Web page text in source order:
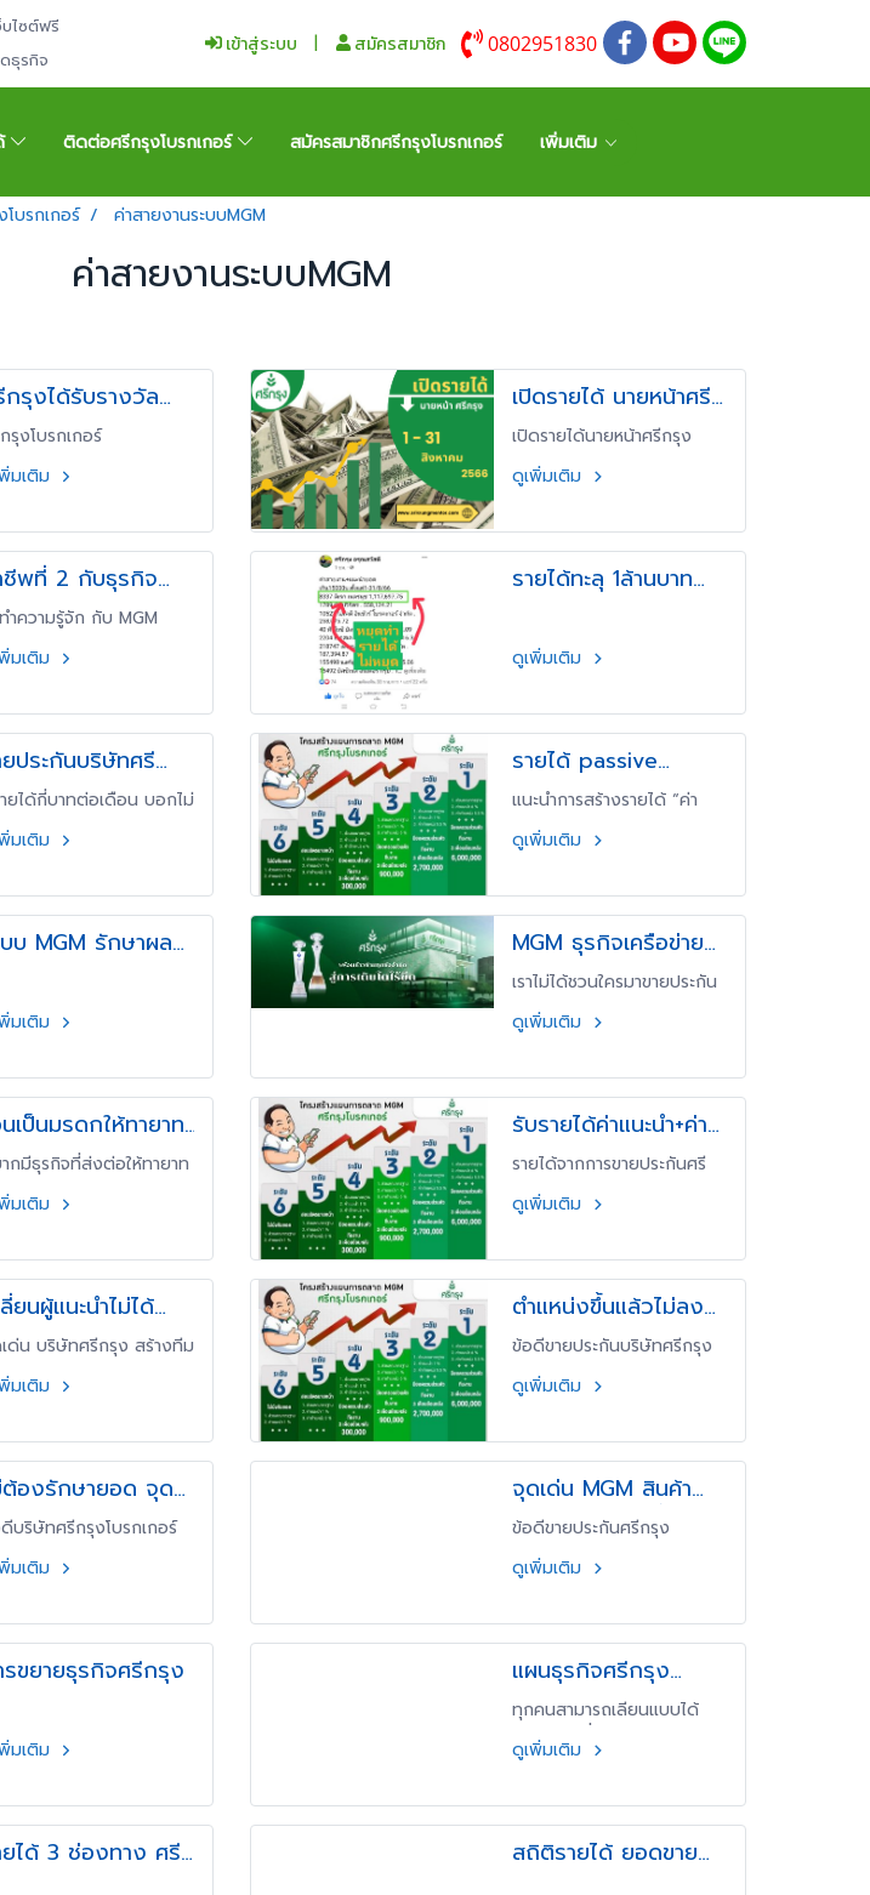
ไซต์ฟรี
ธุรกิจ
เข้าสู่ระบบ สมัครสมาชิก 0802951830
ติดต่อศรีกรุงโบรกเกอร์ สมัครสมาชิกศรีกรุงโบรกเกอร์ เพิ่มเติม
โบรกเกอร์ ค่าสายงานระบบMGM
ค่าสายงานระบบMGM
กรุงได้รับรางวัล
คปภ 3 ปีซ้อน นาย
น้านิติบุคคลดีเด่น
รุงโบรกเกอร์
มเติม
เปิดรายได้ นายหน้าศรี
กรุง
เปิดรายได้นายหน้าศรีกรุง
เดือน สิงหาคม 2566
ดูเพิ่มเติม
ชีพที่ 2 กับธุรกิจ
ศรีกรุง
ำความรู้จัก กับ MGM
งศรีกรุง
มเติม
รายได้ทะลุ 1ล้านบาท
ดูเพิ่มเติม
ประกันบริษัทศรี
โบรกเกอร์ มีราย
ด้กี่บาทต่อเดือน
ยได้กี่บาทต่อเดือน บอกไม่
อย่างแน่นอน เพราะรายได้
นอยู่กับการขายของเรา
มเติม
รายได้ passive
income บริษัทศรีกรุง
โบรกเกอร์
แนะนำการสร้างรายได้ “ค่า
แนะนำ ศรีกรุงโบรคเกอร์” ราย
ได้เป็นแสนต่อเดือน โดยไม่
หรือจะทำเป็นอาชีพหลัก ก็
ทำได้หลังเลิกงาน
ดูเพิ่มเติม
บบ MGM รักษาผล
ต
มเติม
MGM ธุรกิจเครือข่าย
สายขาว รับรอ
งด้วยคปภ
เราไม่ได้ชวนใครมาขายประกัน
ภัยกับศรีกรุงโบรคเกอร์ แต่เรา
ชวนมารับผลประโยชน์รับ
มาเป็นหุ้นส่วนธุรกิจเพื่อแบ่ง
ปันผลประโยชน์ในธุรกิจประกัน
ภัย ผ่านระบบ MGM
(Member Get Member)
ของศรีกรุงโบรคเกอร์เพื่อรับ
รายได้แบบ Passive Income
ดูเพิ่มเติม
เป็นมรดกให้ทายาท
น MGM ศรีกรุง
กมีธุรกิจที่ส่งต่อให้ทายาท
MGM ศรีกรุง อาจเป็นคำ
ของคุณ ทักแชทถามได้
มเติม
รับรายได้ค่าแนะนำ+ค่า
ตำแหน่ง (1%-7.2%
ตามตำแหน่ง)
รายได้จากการขายประกันศรี
กรุงโบรกเกอร์
ดูเพิ่มเติม
ยนผู้แนะนำไม่ได้
ดีบริษัทศรีกรุง
กเกอร์
ด่น บริษัทศรีกรุง สร้างทีม
าย สร้างทีมขายประกัน
มเติม
ตำแหน่งขึ้นแล้วไม่ลง
แผนการตลาดศรีกรุง
ข้อดีขายประกันบริษัทศรีกรุง
โบรกเกอร์
ดูเพิ่มเติม
ต้องรักษายอด จุด
MGM
บริษัทศรีกรุงโบรกเกอร์
มเติม
จุดเด่น MGM สินค้า
จำเป็น มีการซื้อซ้ำ
ข้อดีขายประกันศรีกรุง
โบรกเกอร์
ดูเพิ่มเติม
รขยายธุรกิจศรีกรุง
มเติม
แผนธุรกิจศรีกรุง
MGM
ทุกคนสามารถเลียนแบบได้
สำหรับคนที่ชอบแนะนำ บอก
ต่อ (ไม่บังคับ) รับรองรวย
เดือนโดยไม่ต้องลงทุน สร้าง
รายได้ที่เป็น Passive
income
ดูเพิ่มเติม
ยได้ 3 ช่องทาง ศรี
สถิติรายได้ ยอดขาย